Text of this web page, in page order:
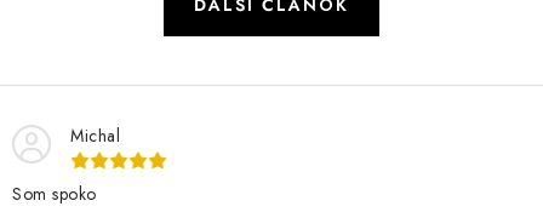
ĎALŠÍ ČLÁNOK
Michal
Som spoko